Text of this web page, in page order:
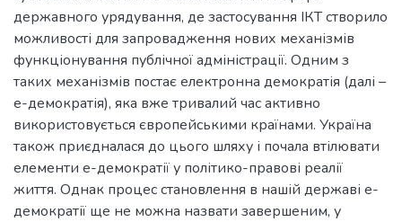
державного урядування, де застосування ІКТ створило
можливості для запровадження нових механізмів
функціонування публічної адміністрації. Одним з
таких механізмів постає електронна демократія (далі –
е-демократія), яка вже тривалий час активно
використовується європейськими країнами. Україна
також приєдналася до цього шляху і почала втілювати
елементи е-демократії у політико-правові реалії
життя. Однак процес становлення в нашій державі е-
демократії ще не можна назвати завершеним, у